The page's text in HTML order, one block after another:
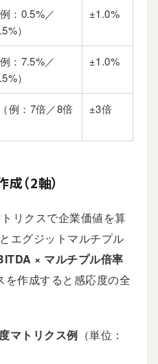
：0.5%／
）
±1.0%
：7.5%／
）
±1.0%
例：7倍／8倍
±3倍
（2軸）
リクスで企業価値を算
エグジットマルチプル
× マルチプル倍率
作成すると感応度の全
マトリクス例 （単位：